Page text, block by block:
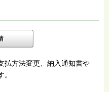
払方法変更、納入通知書や